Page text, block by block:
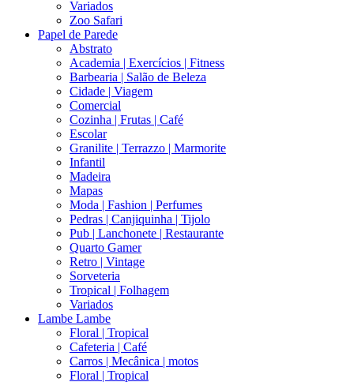
Variados
Zoo Safari
Papel de Parede
Abstrato
Academia | Exercícios | Fitness
Barbearia | Salão de Beleza
Cidade | Viagem
Comercial
Cozinha | Frutas | Café
Escolar
Granilite | Terrazzo | Marmorite
Infantil
Madeira
Mapas
Moda | Fashion | Perfumes
Pedras | Canjiquinha | Tijolo
Pub | Lanchonete | Restaurante
Quarto Gamer
Retro | Vintage
Sorveteria
Tropical | Folhagem
Variados
Lambe Lambe
Floral | Tropical
Cafeteria | Café
Carros | Mecânica | motos
Floral | Tropical